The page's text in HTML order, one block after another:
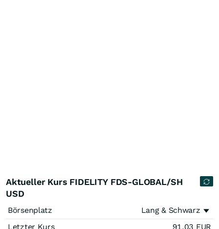
Aktueller Kurs FIDELITY FDS-GLOBAL/SH
USD
Börsenplatz
Lang & Schwarz
Letzter Kurs
91,03 EUR